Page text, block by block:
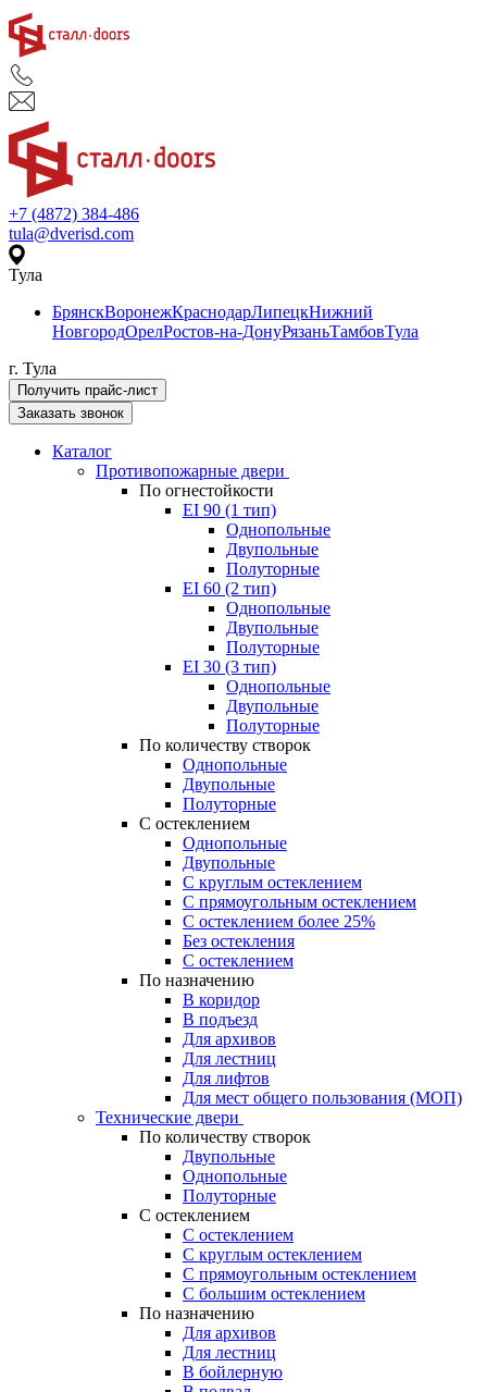
+7 (4872) 384-486
tula@dverisd.com
Тула
БрянскВоронежКраснодарЛипецкНижний
НовгородОрелРостов-на-ДонуРязаньТамбовТула
г. Тула
Получить прайс-лист
Заказать звонок
Каталог
Противопожарные двери
По огнестойкости
EI 90 (1 тип)
Однопольные
Двупольные
Полуторные
EI 60 (2 тип)
Однопольные
Двупольные
Полуторные
EI 30 (3 тип)
Однопольные
Двупольные
Полуторные
По количеству створок
Однопольные
Двупольные
Полуторные
С остеклением
Однопольные
Двупольные
С круглым остеклением
С прямоугольным остеклением
С остеклением более 25%
Без остекления
С остеклением
По назначению
В коридор
В подъезд
Для архивов
Для лестниц
Для лифтов
Для мест общего пользования (МОП)
Технические двери
По количеству створок
Двупольные
Однопольные
Полуторные
С остеклением
С остеклением
С круглым остеклением
С прямоугольным остеклением
С большим остеклением
По назначению
Для архивов
Для лестниц
В бойлерную